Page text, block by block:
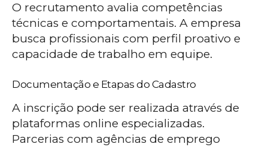
O recrutamento avalia competências
técnicas e comportamentais. A empresa
busca profissionais com perfil proativo e
capacidade de trabalho em equipe.
Documentação e Etapas do Cadastro
A inscrição pode ser realizada através de
plataformas online especializadas.
Parcerias com agências de emprego